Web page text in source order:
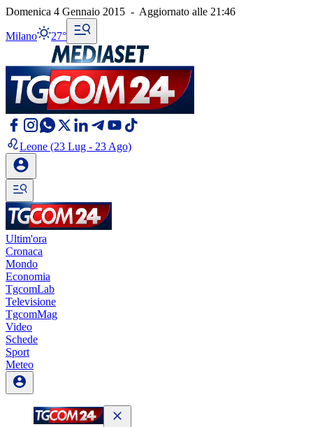
Domenica 4 Gennaio 2015 - Aggiornato alle 21:46
Milano 27°
Leone (23 Lug - 23 Ago)
Ultim'ora
Cronaca
Mondo
Economia
TgcomLab
Televisione
TgcomMag
Video
Schede
Sport
Meteo